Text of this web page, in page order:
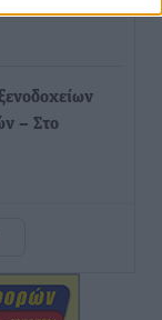
– Στο
–